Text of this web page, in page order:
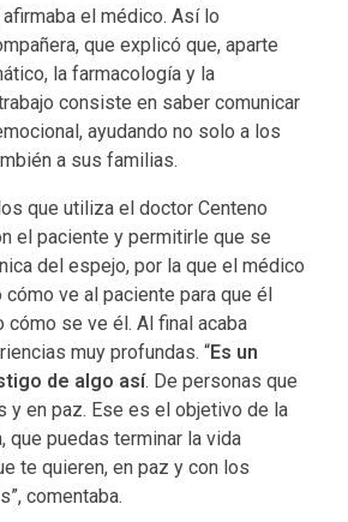
el médico. Así lo
que explicó que, aparte
la farmacología y la
consiste en saber comunicar
ayudando no solo a los
a sus familias.
que utiliza el doctor Centeno
el paciente y permitirle que se
del espejo, por la que el médico
ve al paciente para que él
cómo se ve él. Al final acaba
muy profundas. “Es un
de algo así. De personas que
y en paz. Ese es el objetivo de la
que puedas terminar la vida
te quieren, en paz y con los
comentaba.